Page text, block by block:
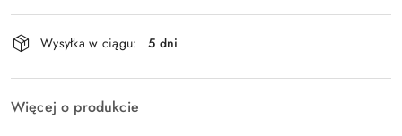
Dostępność
i
dostawa
Wysyłka w ciągu: 5 dni
Więcej o produkcie